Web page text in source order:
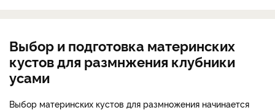
Выбор и подготовка материнских
кустов для размнжения клубники
усами
Выбор материнских кустов для размножения начинается